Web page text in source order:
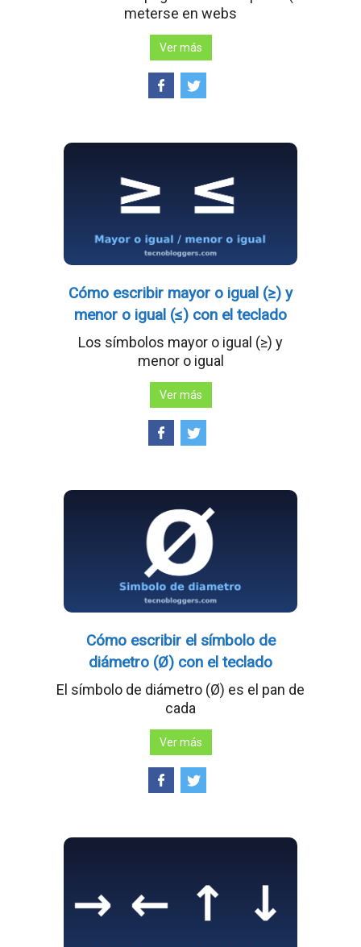
meterse en webs
Ver más
Cómo escribir mayor o igual (≥) y
menor o igual (≤) con el teclado
Los símbolos mayor o igual (≥) y
menor o igual
Ver más
Cómo escribir el símbolo de
diámetro (Ø) con el teclado
El símbolo de diámetro (Ø) es el pan de
cada
Ver más